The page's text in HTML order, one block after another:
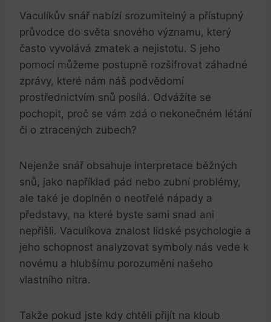
Vaculíkův snář nabízí ‍srozumitelný ⁣a přístupný
průvodce do světa​ snového významu, který
často vyvolává zmatek a nejistotu. S jeho
⁣pomocí můžeme⁢ postupně rozšifrovat záhadné
zprávy,‍ které nám náš⁤ podvědomí
prostřednictvím snů posílá. Odvážíte ⁣se
pochopit, ​proč se⁢ vám zdá o nekonečném létání
či ⁢o⁤ ztracených zubech?
Nejenže snář obsahuje interpretace ​běžných
snů,‌ jako například pád nebo zubní problémy,
⁤ale také je doplněn ‍o neotřelé nápady a
představy, na které byste sami snad ani
nepřišli.⁤ Vaculíkova znalost lidské psychologie⁤ a
jeho schopnost analyzovat ⁤symboly nás vede k
‍novému a hlubšímu porozumění našeho
vlastního ‍nitra.
Takže pokud⁢ jste kdy chtěli přijít na kloub